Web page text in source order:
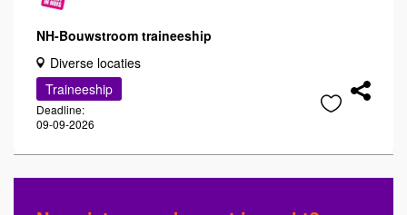
NH-Bouwstroom traineeship
Diverse locaties
Traineeship
Deadline:
09-09-2026